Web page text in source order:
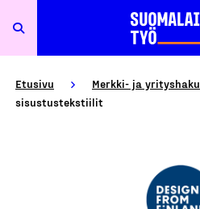
Etusivu Merkki- ja yrityshaku
sisustustekstiilit